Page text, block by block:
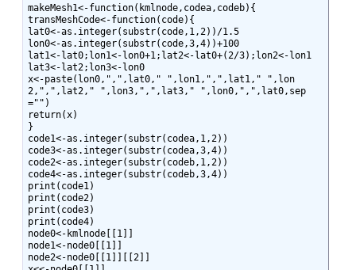
makeMesh1<-function(kmlnode,codea,codeb){
transMeshCode<-function(code){
lat0<-as.integer(substr(code,1,2))/1.5
lon0<-as.integer(substr(code,3,4))+100
lat1<-lat0;lon1<-lon0+1;lat2<-lat0+(2/3);lon2<-lon1
lat3<-lat2;lon3<-lon0
x<-paste(lon0,",",lat0," ",lon1,",",lat1," ",lon
2,",",lat2," ",lon3,",",lat3," ",lon0,",",lat0,sep
="")
return(x)
}
code1<-as.integer(substr(codea,1,2))
code3<-as.integer(substr(codea,3,4))
code2<-as.integer(substr(codeb,1,2))
code4<-as.integer(substr(codeb,3,4))
print(code1)
print(code2)
print(code3)
print(code4)
node0<-kmlnode[[1]]
node1<-node0[[1]]
node2<-node0[[1]][[2]]